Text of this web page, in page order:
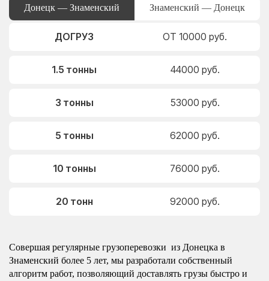
Донецк — Знаменский Знаменский — Донецк
ДОГРУЗ ОТ 10000 руб.
1.5 тонны 44000 руб.
3 тонны 53000 руб.
5 тонны 62000 руб.
10 тонны 76000 руб.
20 тонн 92000 руб.
Совершая регулярные грузоперевозки из Донецка в
Знаменский более 5 лет, мы разработали собственный
алгоритм работ, позволяющий доставлять грузы быстро и